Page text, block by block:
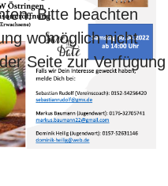
Bitte beachten
womöglich nicht
Seite zur Verfügung